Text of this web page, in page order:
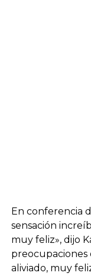
En conferencia
sensación
muy feliz», dijo
preocupaciones
aliviado, muy